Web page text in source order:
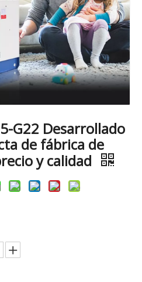
G22 Desarrollado
de fábrica de
y calidad